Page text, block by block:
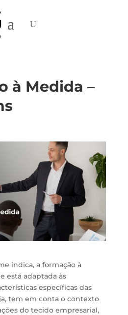
à Medida –
indica, a formação à
está adaptada às
específicas das
tem em conta o contexto
do tecido empresarial,